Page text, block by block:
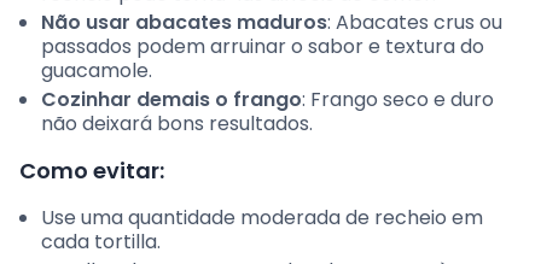
Não usar abacates maduros: Abacates crus ou
passados podem arruinar o sabor e textura do
guacamole.
Cozinhar demais o frango: Frango seco e duro
não deixará bons resultados.
Como evitar:
Use uma quantidade moderada de recheio em
cada tortilla.